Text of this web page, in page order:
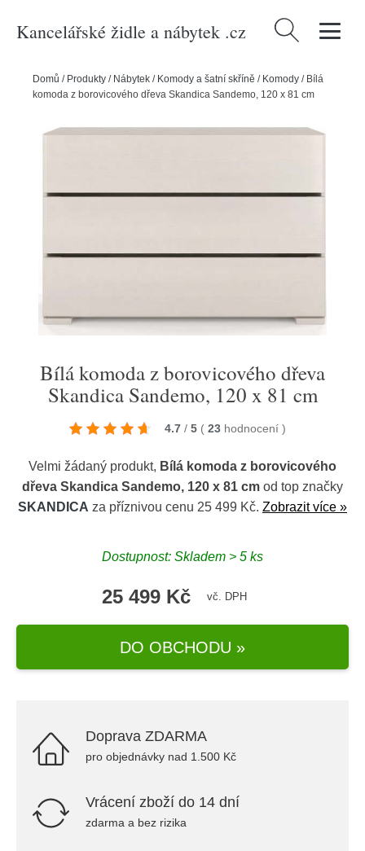
Kancelářské židle a nábytek .cz Vyhledávání
Domů / Produkty / Nábytek / Komody a šatní skříně / Komody / Bílá
komoda z borovicového dřeva Skandica Sandemo, 120 x 81 cm
Bílá komoda z borovicového dřeva
Skandica Sandemo, 120 x 81 cm
4.7 / 5 ( 23 hodnocení )
Velmi žádaný produkt, Bílá komoda z borovicového
dřeva Skandica Sandemo, 120 x 81 cm od top značky
SKANDICA za příznivou cenu 25 499 Kč. Zobrazit více »
Dostupnost: Skladem > 5 ks
25 499 Kč vč. DPH
DO OBCHODU »
Doprava ZDARMA
pro objednávky nad 1.500 Kč
Vrácení zboží do 14 dní
zdarma a bez rizika